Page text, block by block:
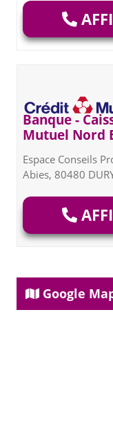
Banque -
Mutuel Nord
Espace Conseils
Abies, 80480
Google